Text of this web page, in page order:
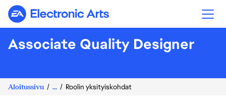
Electronic Arts
Associate Quality Designer
Aloitussivu ... Roolin yksityiskohdat